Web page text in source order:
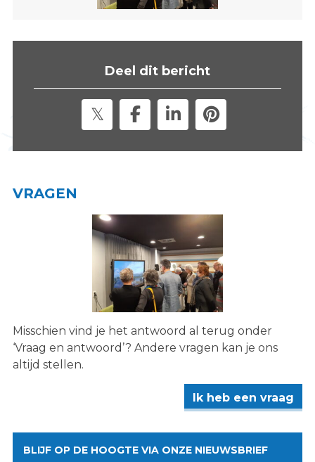
t
Deel dit bericht
VRAGEN
Misschien vind je het antwoord al terug onder
‘Vraag en antwoord’? Andere vragen kan je ons
altijd stellen.
Ik heb een vraag
BLIJF OP DE HOOGTE VIA ONZE NIEUWSBRIEF